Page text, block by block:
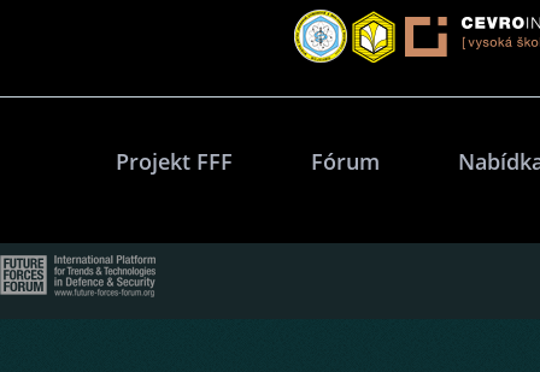
Projekt FFF Fórum